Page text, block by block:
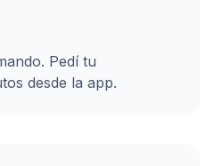
Pedí tu
desde la app.